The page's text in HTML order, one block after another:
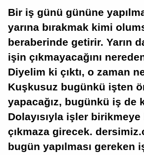
Bir iş günü gününe
yarına bırakmak kimi
beraberinde getirir. Yarın
işin çıkmayacağını
Diyelim ki çıktı, o zaman
Kuşkusuz bugünkü işten
yapacağız, bugünkü iş de
Dolayısıyla işler
çıkmaza girecek.
bugün yapılması gereken